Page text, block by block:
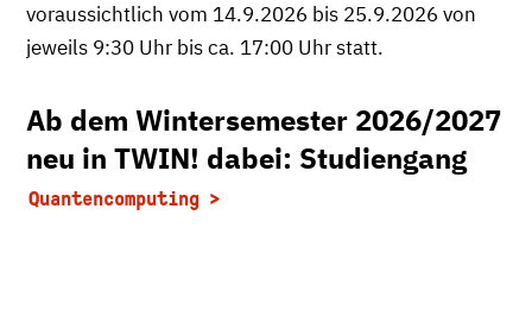
voraussichtlich vom 14.9.2026 bis 25.9.2026 von
jeweils 9:30 Uhr bis ca. 17:00 Uhr statt.
Ab dem Wintersemester 2026/2027
neu in TWIN! dabei: Studiengang
Quantencomputing